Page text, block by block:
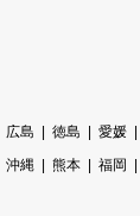
広島 徳島 愛媛
沖縄 熊本 福岡